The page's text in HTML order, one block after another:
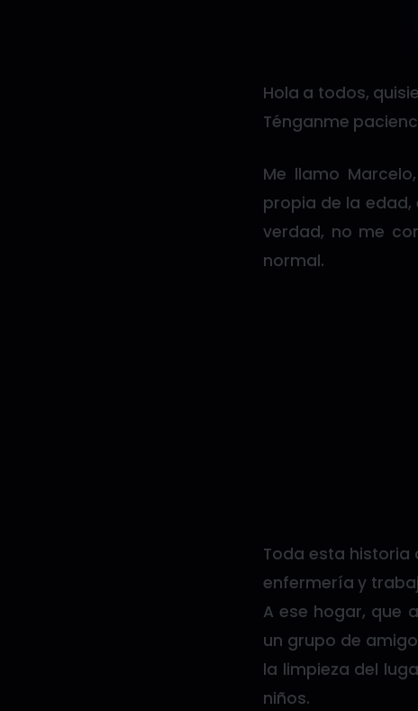
Hola a todos,
Ténganme
Me llamo
propia de la edad,
verdad, no me
normal.
Toda esta historia
enfermería y
A ese hogar, que
un grupo de
la limpieza del
niños.